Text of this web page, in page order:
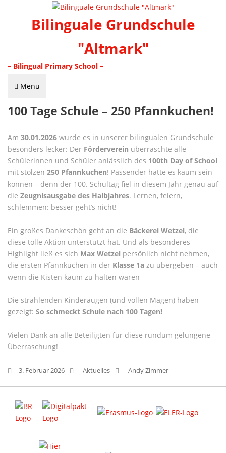
Bilinguale Grundschule
"Altmark"
– Bilingual Primary School –
Menü
100 Tage Schule – 250 Pfannkuchen!
Am 30.01.2026 wurde es in unserer bilingualen Grundschule
besonders lecker: Der Förderverein überraschte alle
Schülerinnen und Schüler anlässlich des 100th Day of School
mit stolzen 250 Pfannkuchen! Passender hätte es kaum sein
können – denn der 100. Schultag fiel in diesem Jahr genau auf
die Zeugnisausgabe des Halbjahres. Lernen, feiern,
schlemmen: besser geht’s nicht!
Ein großes Dankeschön geht an die Bäckerei Wetzel, die
diese tolle Aktion unterstützt hat. Und als besonderes
Highlight ließ es sich Max Wetzel persönlich nicht nehmen,
die ersten Pfannkuchen in der Klasse 1a zu übergeben – auch
wenn die Kisten kaum zu halten waren
Die strahlenden Kinderaugen (und vollen Mägen) haben
gezeigt: So schmeckt Schule nach 100 Tagen!
Vielen Dank an alle Beteiligten für diese rundum gelungene
Überraschung!
3. Februar 2026 Aktuelles Andy Zimmer